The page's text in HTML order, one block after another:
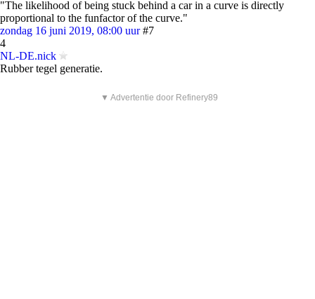
"The likelihood of being stuck behind a car in a curve is directly
proportional to the funfactor of the curve."
zondag 16 juni 2019, 08:00 uur #7
4
NL-DE.nick
Rubber tegel generatie.
▼ Advertentie door Refinery89